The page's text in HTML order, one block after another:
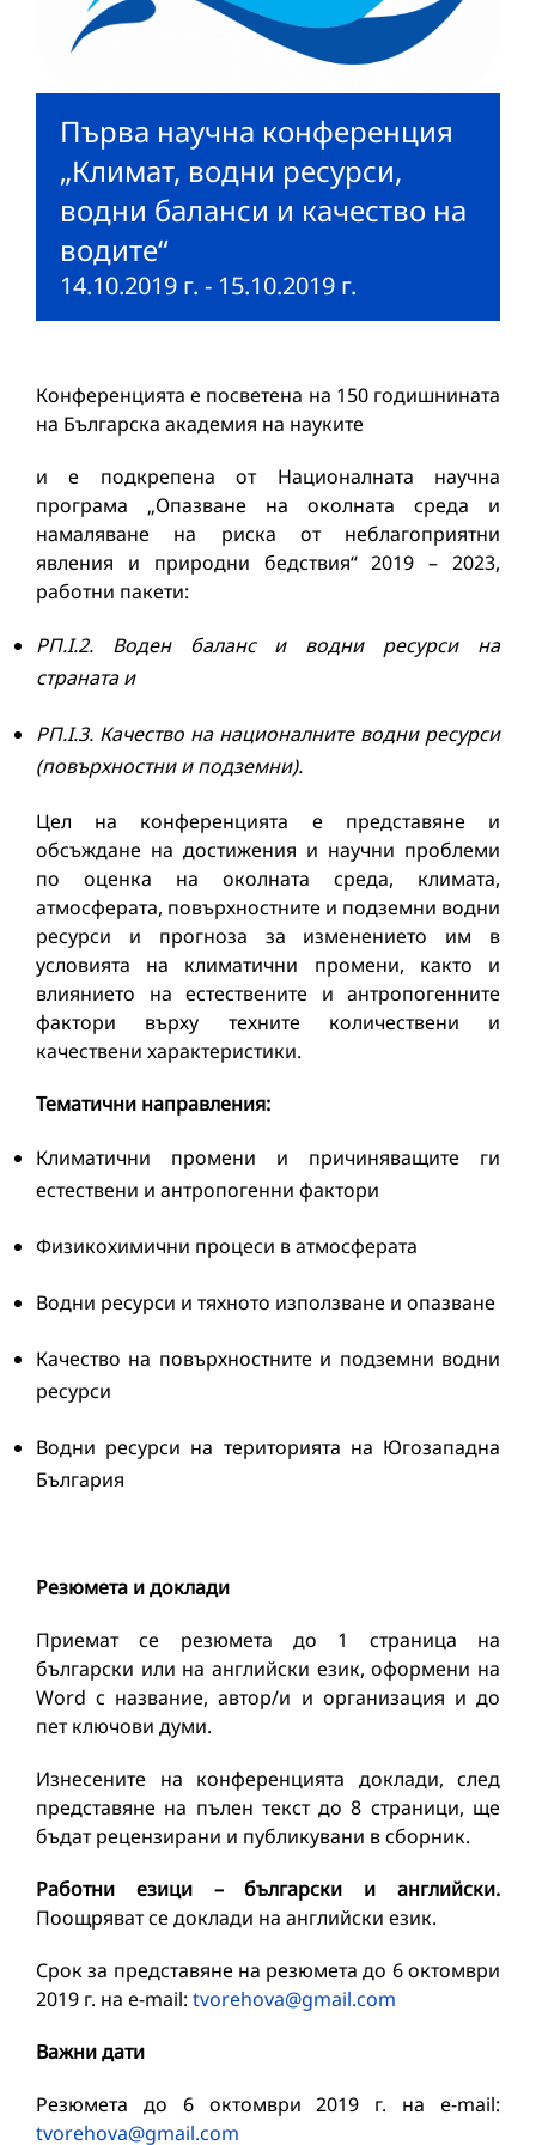
Първа научна конференция
„Климат, водни ресурси,
водни баланси и качество на
водите“
14.10.2019 г. - 15.10.2019 г.
Конференцията е посветена на 150 годишнината
на Българска академия на науките
и е подкрепена от Националната научна
програма „Опазване на околната среда и
намаляване на риска от неблагоприятни
явления и природни бедствия“ 2019 – 2023,
работни пакети:
РП.I.2. Воден баланс и водни ресурси на
страната и
РП.I.3. Качество на националните водни ресурси
(повърхностни и подземни).
Цел на конференцията е представяне и
обсъждане на достижения и научни проблеми
по оценка на околната среда, климата,
атмосферата, повърхностните и подземни водни
ресурси и прогноза за изменението им в
условията на климатични промени, както и
влиянието на естествените и антропогенните
фактори върху техните количествени и
качествени характеристики.
Тематични направления:
Климатични промени и причиняващите ги
естествени и антропогенни фактори
Физикохимични процеси в атмосферата
Водни ресурси и тяхното използване и опазване
Качество на повърхностните и подземни водни
ресурси
Водни ресурси на територията на Югозападна
България
Резюмета и доклади
Приемат се резюмета до 1 страница на
български или на английски език, оформени на
Word с название, автор/и и организация и до
пет ключови думи.
Изнесените на конференцията доклади, след
представяне на пълен текст до 8 страници, ще
бъдат рецензирани и публикувани в сборник.
Работни езици – български и английски.
Поощряват се доклади на английски език.
Срок за представяне на резюмета до 6 октомври
2019 г. на e-mail: tvorehova@gmail.com
Важни дати
Резюмета до 6 октомври 2019 г. на e-mail:
tvorehova@gmail.com